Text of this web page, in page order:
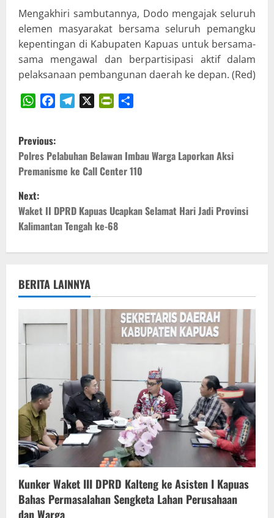
Mengakhiri sambutannya, Dodo mengajak seluruh
elemen masyarakat bersama seluruh pemangku
kepentingan di Kabupaten Kapuas untuk bersama-
sama mengawal dan berpartisipasi aktif dalam
pelaksanaan pembangunan daerah ke depan. (Red)
P
o
s
t
n
v
i
g
a
i
o
n
Previous:
Polres Pelabuhan Belawan Imbau Warga Laporkan Aksi
Premanisme ke Call Center 110
Next:
Waket II DPRD Kapuas Ucapkan Selamat Hari Jadi Provinsi
Kalimantan Tengah ke-68
BERITA LAINNYA
Kunker Waket III DPRD Kalteng ke Asisten I Kapuas
Bahas Permasalahan Sengketa Lahan Perusahaan
dan Warga